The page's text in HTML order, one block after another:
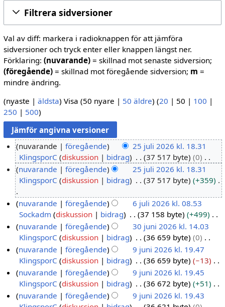
Filtrera sidversioner
Val av diff: markera i radioknappen för att jämföra
sidversioner och tryck enter eller knappen längst ner.
Förklaring: (nuvarande)= skillnad mot senaste sidversion;
(föregående)= skillnad mot föregående sidversion; m =
mindre ändring.
(nyaste | äldsta) Visa (50 nyare | 50 äldre) (20 | 50 | 100 |
250 | 500)
5
2
2
nuvarande föregående
25 juli 2026 kl. 18.31
KlingsporC diskussion bidrag 37 517 byte
0
I
n
e
n
r
e
d
i
e
i
nuvarande föregående
25 juli 2026 kl. 18.31
KlingsporC diskussion bidrag 37 517 byte +359
I
n
g
e
n
r
e
d
g
2
2
nuvarande föregående
6 juli 2026 kl. 08.53
Sockadm diskussion bidrag 37 158 byte
+499
I
n
g
e
n
r
e
d
0
u
nuvarande föregående
30 juni 2026 kl. 14.03
KlingsporC diskussion bidrag 36 659 byte
0
I
n
g
e
n
r
n
nuvarande föregående
9 juni 2026 kl. 19.47
KlingsporC diskussion bidrag 36 659 byte
−13
I
n
g
e
nuvarande föregående
9 juni 2026 kl. 19.45
KlingsporC diskussion bidrag 36 672 byte
+51
Inuvarande föregående
9 juni 2026 kl. 19.43